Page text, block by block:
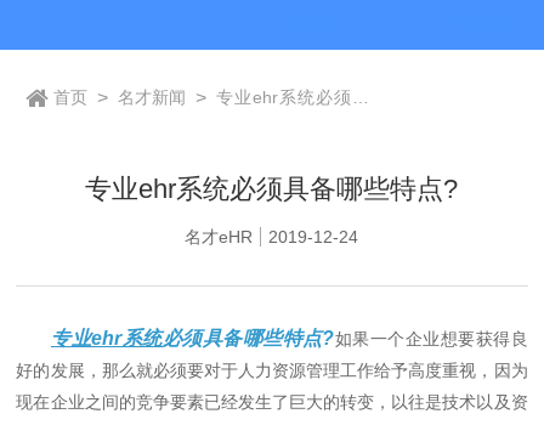
首页 > 名才新闻 > 专业ehr系统必须具
专业ehr系统必须具备哪些特点?
名才eHR 2019-12-24
专业ehr系统必须具备哪些特点?如果一个企业想要获得良
好的发展，那么就必须要对于人力资源管理工作给予高度重视，因为
现在企业之间的竞争要素已经发生了巨大的转变，以往是技术以及资